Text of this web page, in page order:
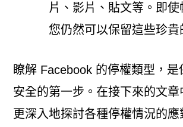
片、影片、貼文等。即使
您仍然可以保留這些珍貴
瞭解 Facebook 的停權類型，是
安全的第一步。在接下來的文
更深入地探討各種停權情況的